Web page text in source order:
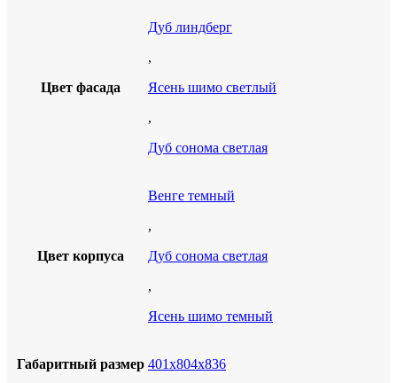
Цвет фасада
Дуб линдберг
,
Ясень шимо светлый
,
Дуб сонома светлая
Цвет корпуса
Венге темный
,
Дуб сонома светлая
,
Ясень шимо темный
Габаритный размер 401х804х836